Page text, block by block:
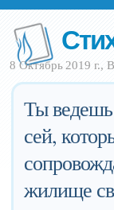
8 Октябрь 2019 г.,
Ты
сей,
жилище